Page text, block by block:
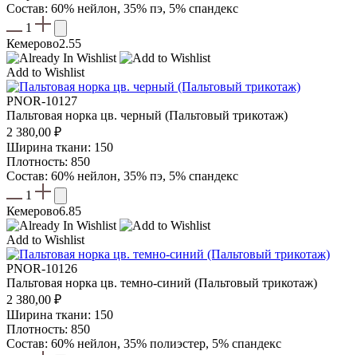
Состав: 60% нейлон, 35% пэ, 5% спандекс
1
Кемерово2.55
Add to Wishlist
PNOR-10127
Пальтовая норка цв. черный (Пальтовый трикотаж)
2 380,00 ₽
Ширина ткани: 150
Плотность: 850
Состав: 60% нейлон, 35% пэ, 5% спандекс
1
Кемерово6.85
Add to Wishlist
PNOR-10126
Пальтовая норка цв. темно-синий (Пальтовый трикотаж)
2 380,00 ₽
Ширина ткани: 150
Плотность: 850
Состав: 60% нейлон, 35% полиэстер, 5% спандекс